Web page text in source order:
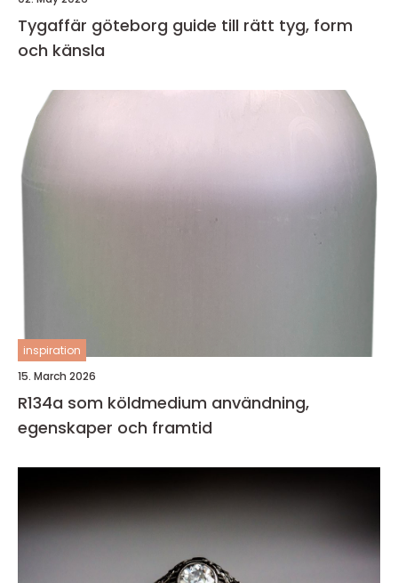
Tygaffär göteborg guide till rätt tyg, form
och känsla
inspiration
15. March 2026
R134a som köldmedium användning,
egenskaper och framtid